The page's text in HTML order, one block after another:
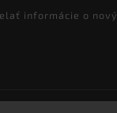
informácie o